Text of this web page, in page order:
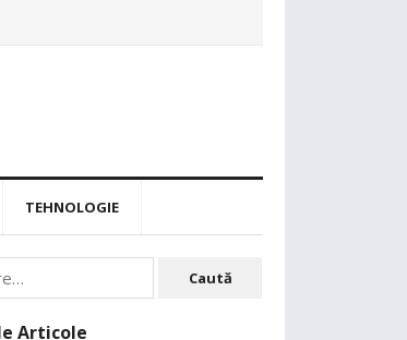
TEHNOLOGIE
Articole